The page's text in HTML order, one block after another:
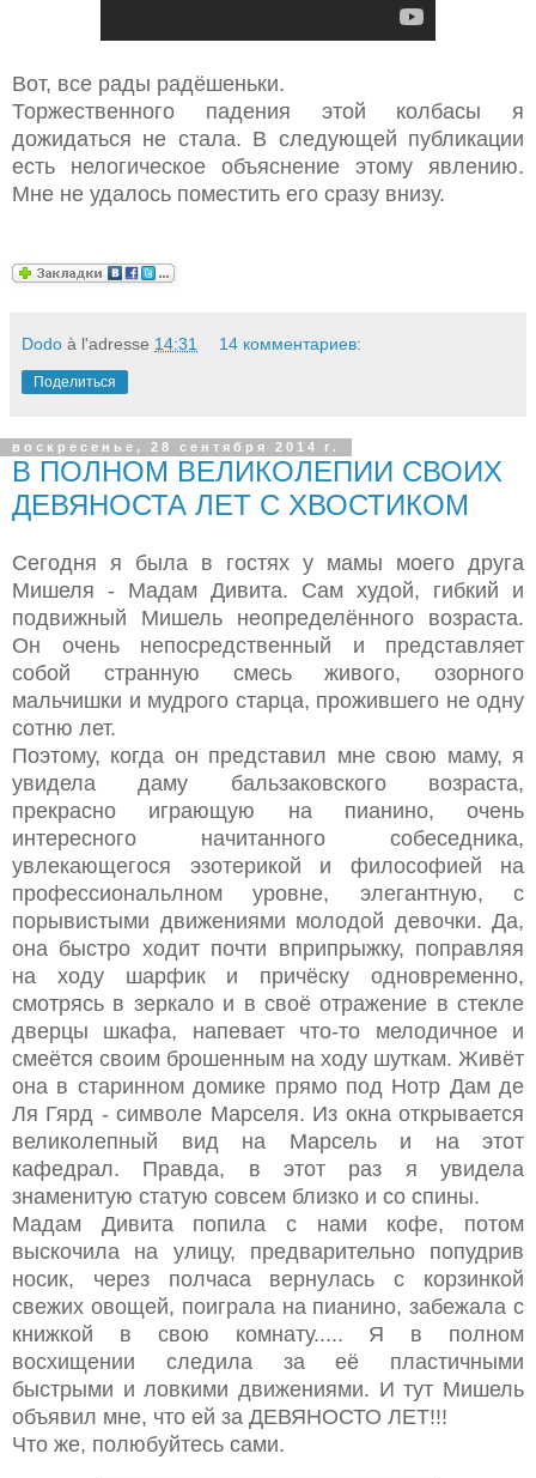
Вот, все рады радёшеньки.
Торжественного падения этой колбасы я
дожидаться не стала. В следующей публикации
есть нелогическое объяснение этому явлению.
Мне не удалось поместить его сразу внизу.
Dodo à l'adresse 14:31 14 комментариев:
Поделиться
воскресенье, 28 сентября 2014 г.
В ПОЛНОМ ВЕЛИКОЛЕПИИ СВОИХ
ДЕВЯНОСТА ЛЕТ С ХВОСТИКОМ
Сегодня я была в гостях у мамы моего друга
Мишеля - Мадам Дивита. Сам худой, гибкий и
подвижный Мишель неопределённого возраста.
Он очень непосредственный и представляет
собой странную смесь живого, озорного
мальчишки и мудрого старца, прожившего не одну
сотню лет.
Поэтому, когда он представил мне свою маму, я
увидела даму бальзаковского возраста,
прекрасно играющую на пианино, очень
интересного начитанного собеседника,
увлекающегося эзотерикой и философией на
профессиональлном уровне, элегантную, с
порывистыми движениями молодой девочки. Да,
она быстро ходит почти вприпрыжку, поправляя
на ходу шарфик и причёску одновременно,
смотрясь в зеркало и в своё отражение в стекле
дверцы шкафа, напевает что-то мелодичное и
смеётся своим брошенным на ходу шуткам. Живёт
она в старинном домике прямо под Нотр Дам де
Ля Гярд - символе Марселя. Из окна открывается
великолепный вид на Марсель и на этот
кафедрал. Правда, в этот раз я увидела
знаменитую статую совсем близко и со спины.
Мадам Дивита попила с нами кофе, потом
выскочила на улицу, предварительно попудрив
носик, через полчаса вернулась с корзинкой
свежих овощей, поиграла на пианино, забежала с
книжкой в свою комнату..... Я в полном
восхищении следила за её пластичными
быстрыми и ловкими движениями. И тут Мишель
объявил мне, что ей за ДЕВЯНОСТО ЛЕТ!!!
Что же, полюбуйтесь сами.